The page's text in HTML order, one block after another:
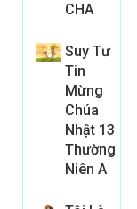
CHA
Suy Tư
Tin
Mừng
Chúa
Nhật 13
Thường
Niên A